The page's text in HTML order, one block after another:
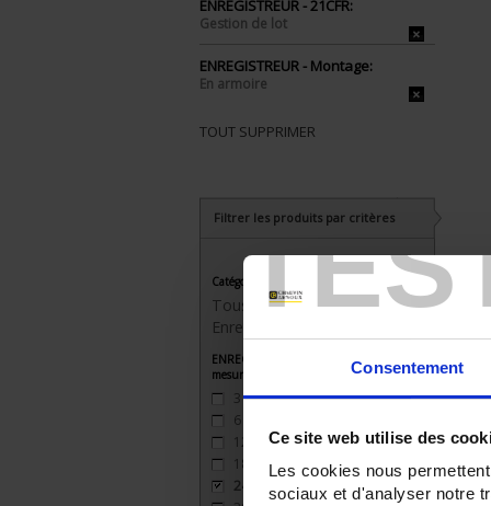
Consentement
Ce site web utilise des
Les cookies nous
sociaux et d'analyser notre
ENREGISTREUR - 21CFR:
Gestion de lot
ENREGISTREUR - Montage:
En armoire
TOUT SUPPRIMER
Filtrer les produits par critères
Catégorie
Tous les produits
Enregistreurs sans papier
ENREGISTREUR - Nombre de voies de
mesure
3(3)
6
12
18
24